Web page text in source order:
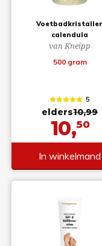
calendula
van Kneipp
500 gram
5
elders10,99
10,50
In winkelmand